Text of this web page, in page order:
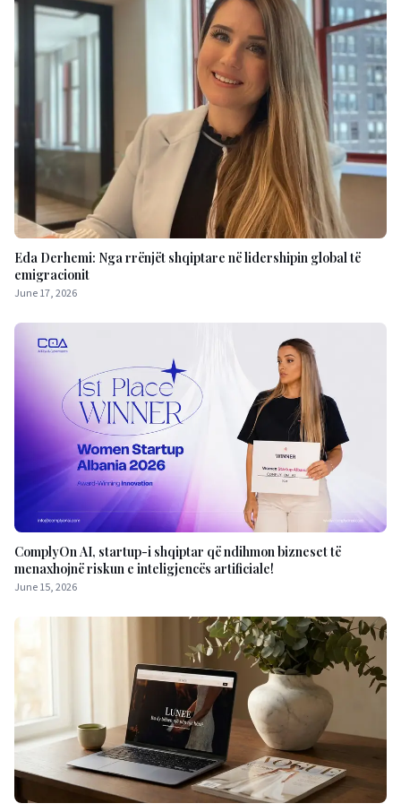
Eda Derhemi: Nga rrënjët shqiptare në lidershipin global të
emigracionit
June 17, 2026
ComplyOn AI, startup-i shqiptar që ndihmon bizneset të
menaxhojnë riskun e inteligjencës artificiale!
June 15, 2026